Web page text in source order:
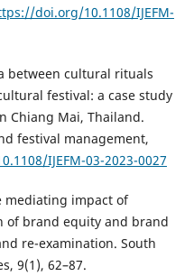
doi.org/10.1108/IJEFM-
between cultural rituals
festival: a case study
Chiang Mai, Thailand.
festival management,
IJEFM-03-2023-0027
mediating impact of
of brand equity and brand
re-examination. South
9(1), 62–87.